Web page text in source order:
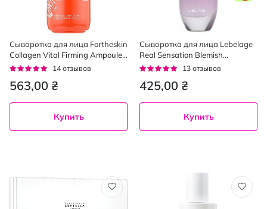
Сыворотка для лица Fortheskin
Collagen Vital Firming Ampoule
с коллагеном 100 мл
Рейтинг:
14 отзывов
563,00 ₴
Купить
Сыворотка для лица Lebelage
Real Sensation Blemish
ампульная для сужения пор
Рейтинг:
13 отзывов
425,00 ₴
Купить